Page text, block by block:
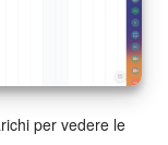
per vedere le